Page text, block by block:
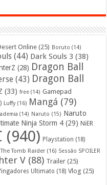
Online (25) Boruto (14)
(44) Dark Souls 3 (38)
(28) Dragon Ball
(43) Dragon Ball
(33) free (14) Gamepad
Luffy(16) Mangá (79)
(14) Naruto (15) Naruto
Ninja Storm 4 (29) NiER
(940) Playstation (18)
Tomb Raider (16) Sessão SPOILER
V (88) Trailer (25)
Ultimato (18) Vlog (25)